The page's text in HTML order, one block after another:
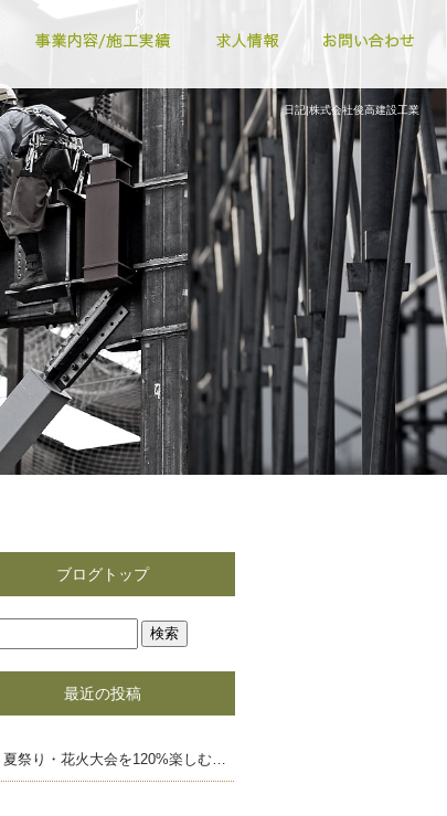
日記|株式会社俊高建設工業
ブログトップ
最近の投稿
夏祭り・花火大会を120%楽しむための豆知識＆浴衣術！